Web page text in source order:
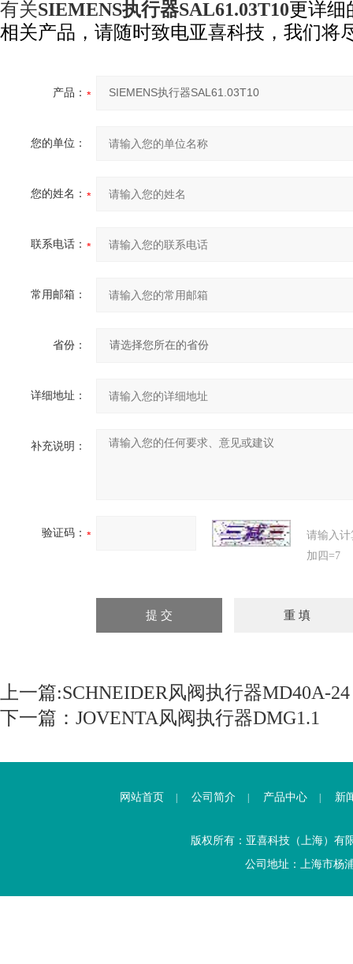
有关SIEMENS执行器SAL61.03T10更详细
相关产品，请随时致电亚喜科技，我们将
产品：
您的单位：
您的姓名：
联系电话：
常用邮箱：
省份：
详细地址：
补充说明：
验证码：
请输入
加四=7
上一篇:SCHNEIDER风阀执行器MD40A-24
下一篇： JOVENTA风阀执行器DMG1.1
网站首页 公司简介 产品中心 新
版权所有：亚喜科技（上海）
公司地址：上海市杨